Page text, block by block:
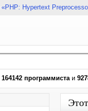
«PHP: Hypertext
164142 программистаи